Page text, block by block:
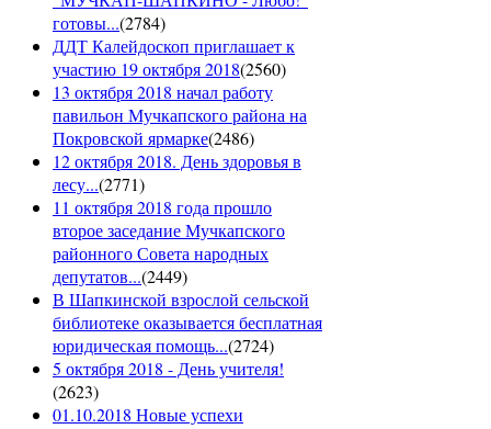
готовы...(2784)
ДДТ Калейдоскоп приглашает к
участию 19 октября 2018(2560)
13 октября 2018 начал работу
павильон Мучкапского района на
Покровской ярмарке(2486)
12 октября 2018. День здоровья в
лесу...(2771)
11 октября 2018 года прошло
второе заседание Мучкапского
районного Совета народных
депутатов...(2449)
В Шапкинской взрослой сельской
библиотеке оказывается бесплатная
юридическая помощь...(2724)
5 октября 2018 - День учителя!
(2623)
01.10.2018 Новые успехи